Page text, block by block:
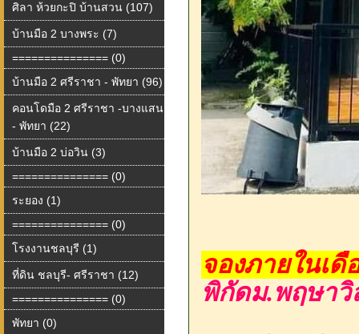
ศิลา ห้วยกะปิ บ้านสวน (107)
บ้านมือ 2 บางพระ (7)
=============== (0)
บ้านมือ 2 ศรีราชา - พัทยา (96)
คอนโดมือ 2 ศรีราชา -บางแสน
- พัทยา (22)
บ้านมือ 2 บ่อวิน (3)
=============== (0)
ระยอง (1)
=============== (0)
โรงงานชลบุรี (1)
ที่ดิน ชลบุรี- ศรีราชา (12)
=============== (0)
พัทยา (0)
จองภายในเ
พิกัดม.พฤษาวิ